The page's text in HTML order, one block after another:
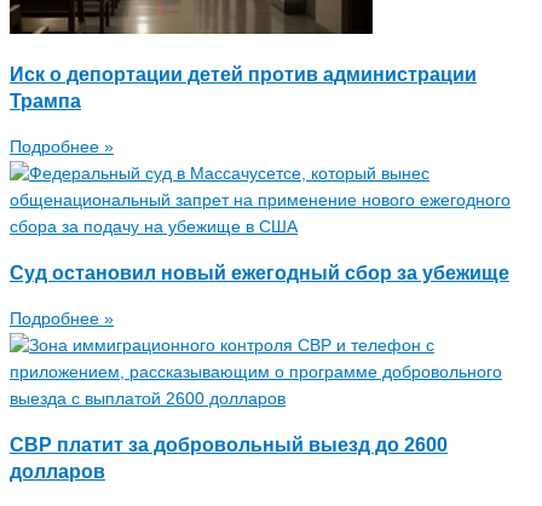
Иск о депортации детей против администрации
Трампа
Подробнее »
Суд остановил новый ежегодный сбор за убежище
Подробнее »
CBP платит за добровольный выезд до 2600
долларов